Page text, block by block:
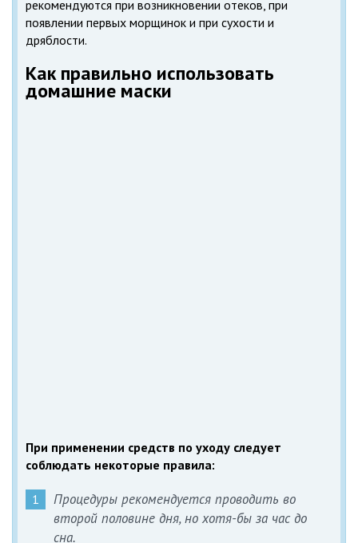
рекомендуются при возникновении отеков, при
появлении первых морщинок и при сухости и
дряблости.
Как правильно использовать
домашние маски
При применении средств по уходу следует
соблюдать некоторые правила:
Процедуры рекомендуется проводить во
второй половине дня, но хотя-бы за час до
сна.